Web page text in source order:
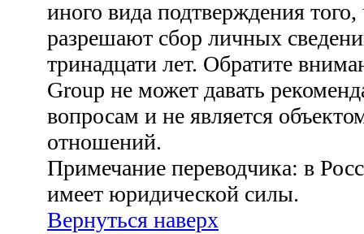
иного вида подтверждения
разрешают сбор личных
тринадцати лет. Обратите
Group не может давать
вопросам и не является
отношений.
Примечание переводчика: в
имеет юридической силы.
Вернуться наверх